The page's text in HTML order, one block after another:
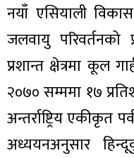
नयाँ एसियाली
जलवायु
प्रशान्त क्षेत्रमा कूल
२०७० सम्ममा १७
अन्तर्राष्ट्रिय एकीकृत
अध्ययनअनुसार